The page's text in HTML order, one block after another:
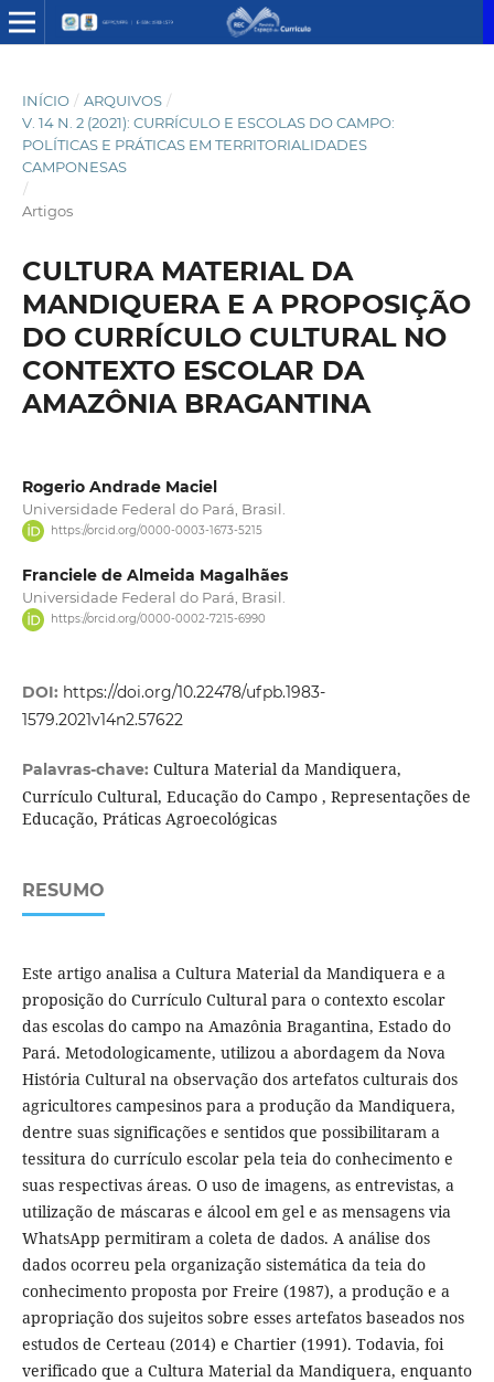
INÍCIO / ARQUIVOS /
V. 14 N. 2 (2021): CURRÍCULO E ESCOLAS DO CAMPO:
POLÍTICAS E PRÁTICAS EM TERRITORIALIDADES
CAMPONESAS
/
Artigos
CULTURA MATERIAL DA
MANDIQUERA E A PROPOSIÇÃO
DO CURRÍCULO CULTURAL NO
CONTEXTO ESCOLAR DA
AMAZÔNIA BRAGANTINA
Rogerio Andrade Maciel
Universidade Federal do Pará, Brasil.
https://orcid.org/0000-0003-1673-5215
Franciele de Almeida Magalhães
Universidade Federal do Pará, Brasil.
https://orcid.org/0000-0002-7215-6990
DOI: https://doi.org/10.22478/ufpb.1983-
1579.2021v14n2.57622
Palavras-chave: Cultura Material da Mandiquera,
Currículo Cultural, Educação do Campo , Representações de
Educação, Práticas Agroecológicas
RESUMO
Este artigo analisa a Cultura Material da Mandiquera e a
proposição do Currículo Cultural para o contexto escolar
das escolas do campo na Amazônia Bragantina, Estado do
Pará. Metodologicamente, utilizou a abordagem da Nova
História Cultural na observação dos artefatos culturais dos
agricultores campesinos para a produção da Mandiquera,
dentre suas significações e sentidos que possibilitaram a
tessitura do currículo escolar pela teia do conhecimento e
suas respectivas áreas. O uso de imagens, as entrevistas, a
utilização de máscaras e álcool em gel e as mensagens via
WhatsApp permitiram a coleta de dados. A análise dos
dados ocorreu pela organização sistemática da teia do
conhecimento proposta por Freire (1987), a produção e a
apropriação dos sujeitos sobre esses artefatos baseados nos
estudos de Certeau (2014) e Chartier (1991). Todavia, foi
verificado que a Cultura Material da Mandiquera, enquanto